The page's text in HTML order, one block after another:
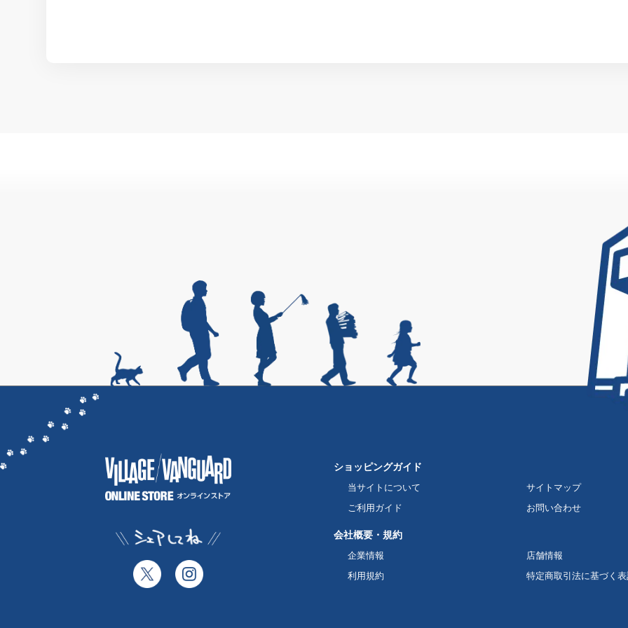
ショッピングガイド
当サイトについて
サイトマップ
ご利用ガイド
お問い合わせ
会社概要・規約
企業情報
店舗情報
利用規約
特定商取引法に基づく表